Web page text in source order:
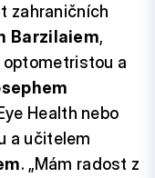
zahraničních
Barzilaiem,
optometristou a
Health nebo
a učitelem
. „Mám radost z